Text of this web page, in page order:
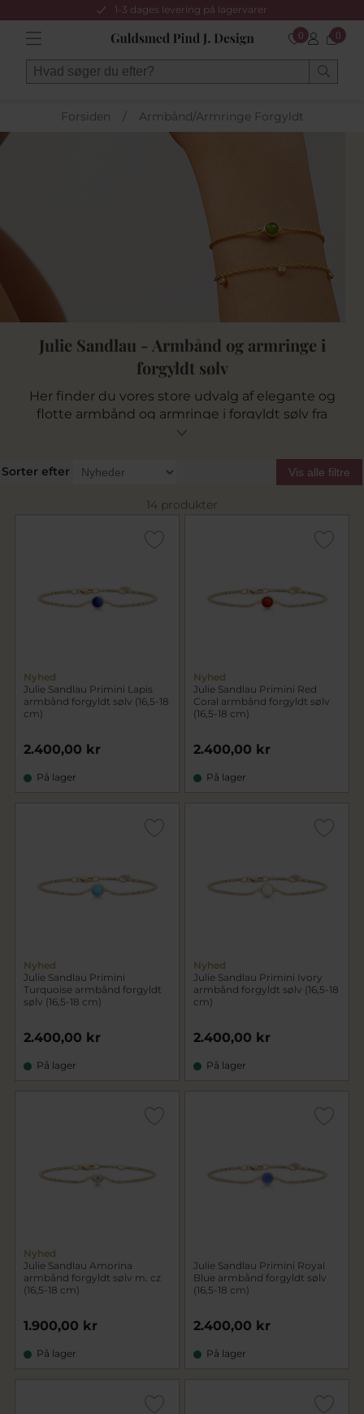
1-3 dages levering på lagervarer
0 0
Forsiden / Armbånd/Armringe Forgyldt
Julie Sandlau - Armbånd og armringe i
forgyldt sølv
Her finder du vores store udvalg af elegante og
flotte armbånd og armringe i forgyldt sølv fra
Julie Sandlau.
Sorter efter Vis alle filtre
14 produkter
Nyhed
Julie Sandlau Primini Lapis
armbånd forgyldt sølv (16,5-18
cm)
2.400,00 kr
På lager
Nyhed
Julie Sandlau Primini Red
Coral armbånd forgyldt sølv
(16,5-18 cm)
2.400,00 kr
På lager
Nyhed
Julie Sandlau Primini
Turquoise armbånd forgyldt
sølv (16,5-18 cm)
2.400,00 kr
På lager
Nyhed
Julie Sandlau Primini Ivory
armbånd forgyldt sølv (16,5-18
cm)
2.400,00 kr
På lager
Nyhed
Julie Sandlau Amorina
armbånd forgyldt sølv m. cz
(16,5-18 cm)
1.900,00 kr
På lager
Julie Sandlau Primini Royal
Blue armbånd forgyldt sølv
(16,5-18 cm)
2.400,00 kr
På lager